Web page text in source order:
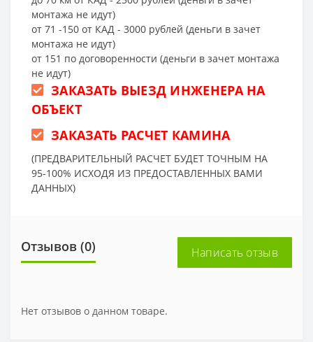
монтажа не идут)
от 71 -150 от КАД - 3000 рублей (деньги в зачет
монтажа не идут)
от 151 по договоренности (деньги в зачет монтажа
не идут)
ЗАКАЗАТЬ ВЫЕЗД ИНЖЕНЕРА НА
ОБЪЕКТ
ЗАКАЗАТЬ РАСЧЕТ КАМИНА
(ПРЕДВАРИТЕЛЬНЫЙ РАСЧЕТ БУДЕТ ТОЧНЫМ НА
95-100% ИСХОДЯ ИЗ ПРЕДОСТАВЛЕННЫХ ВАМИ
ДАННЫХ)
Отзывов (0) Написать отзыв
Нет отзывов о данном товаре.